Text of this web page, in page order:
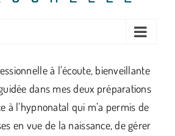
à l’écoute, bienveillante
dans mes deux préparations
à l’hypnonatal qui m’a permis de
en vue de la naissance, de gérer